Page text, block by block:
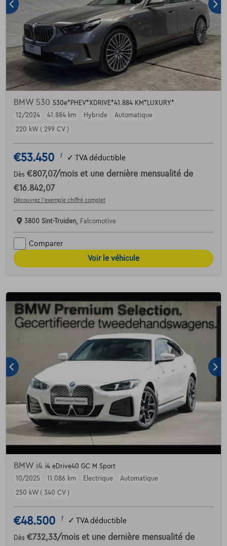
BMW 530 530e*PHEV*XDRIVE*41.884 KM*LUXURY*
12/2024
41.884 km Hybride
Automatique
220 kW ( 299 CV )
€53.450 1 ✓ TVA déductible
Dès €807,07/mois et une dernière mensualité de
€16.842,07
Découvrez l’exemple chiffré complet
3800 Sint-Truiden, Falcomotive
Comparer
Voir le véhicule
BMW i4 i4 eDrive40 GC M Sport
10/2025
11.086 km Electrique
Automatique
250 kW ( 340 CV )
€48.500 1 ✓ TVA déductible
Dès €732,33/mois et une dernière mensualité de